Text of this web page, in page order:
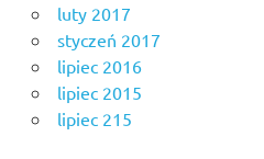
luty 2017
styczeń 2017
lipiec 2016
lipiec 2015
lipiec 215